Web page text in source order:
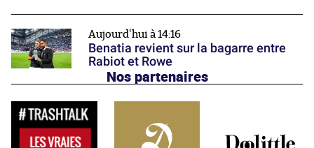
Aujourd'hui à 14:16
Benatia revient sur la bagarre entre
Rabiot et Rowe
Nos partenaires